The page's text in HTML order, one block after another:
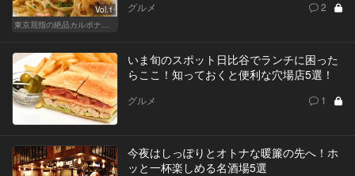
Vol.1
グルメ 2
いま旬のスポット日比谷でランチに困った
らここ！知っておくと便利な穴場店5選！
グルメ 1
今夜はしっぽりとオトナな暖簾の先へ！ホ
ッと一杯楽しめる名酒場5選